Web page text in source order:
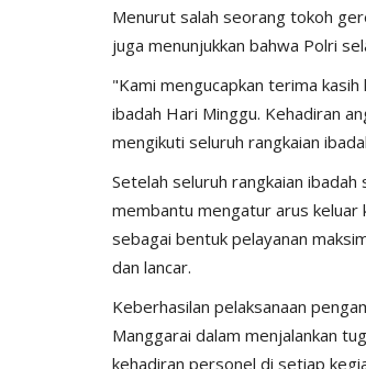
Menurut salah seorang tokoh
juga menunjukkan bahwa Polri
"Kami mengucapkan terima
ibadah Hari Minggu. Kehadiran
mengikuti seluruh rangkaian
Setelah seluruh rangkaian
membantu mengatur arus keluar
sebagai bentuk pelayanan
dan lancar.
Keberhasilan pelaksanaan
Manggarai dalam menjalankan
kehadiran personel di setiap